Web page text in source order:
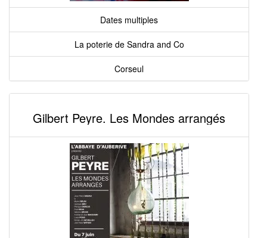
Dates multiples
La poterie de Sandra and Co
Corseul
Gilbert Peyre. Les Mondes arrangés